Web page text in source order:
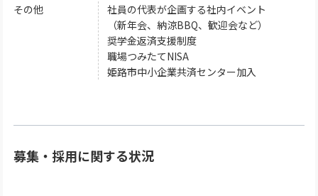
その他
社員の代表が企画する社内イベント
（新年会、納涼BBQ、歓迎会など）
奨学金返済支援制度
職場つみたてNISA
姫路市中小企業共済センター加入
募集・採用に関する状況